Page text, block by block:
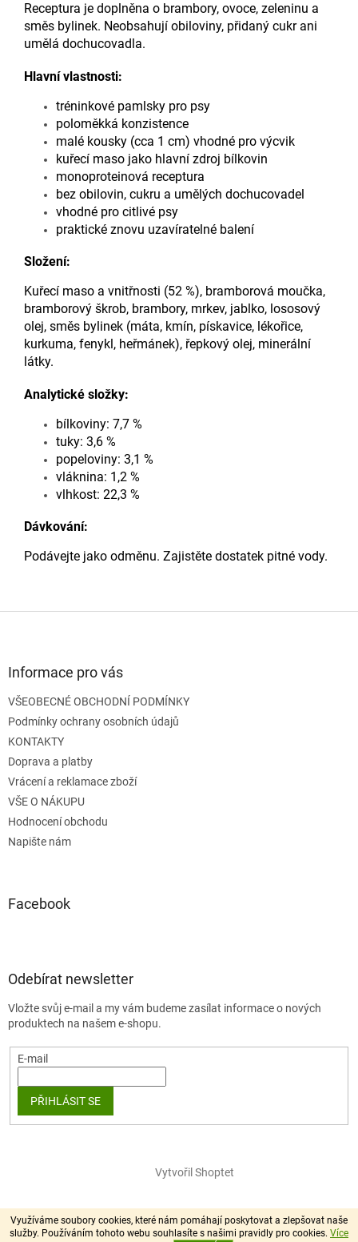
Využíváme soubory cookies, které nám pomáhají poskytovat a zlepšovat naše
služby. Používáním tohoto webu souhlasíte s našimi pravidly pro cookies. Více
Receptura je doplněna o brambory, ovoce, zeleninu a
směs bylinek. Neobsahují obiloviny, přidaný cukr ani
umělá dochucovadla.
Hlavní vlastnosti:
tréninkové pamlsky pro psy
poloměkká konzistence
malé kousky (cca 1 cm) vhodné pro výcvik
kuřecí maso jako hlavní zdroj bílkovin
monoproteinová receptura
bez obilovin, cukru a umělých dochucovadel
vhodné pro citlivé psy
praktické znovu uzavíratelné balení
Složení:
Kuřecí maso a vnitřnosti (52 %), bramborová moučka,
bramborový škrob, brambory, mrkev, jablko, lososový
olej, směs bylinek (máta, kmín, pískavice, lékořice,
kurkuma, fenykl, heřmánek), řepkový olej, minerální
látky.
Analytické složky:
bílkoviny: 7,7 %
tuky: 3,6 %
popeloviny: 3,1 %
vláknina: 1,2 %
vlhkost: 22,3 %
Dávkování:
Podávejte jako odměnu. Zajistěte dostatek pitné vody.
Informace pro vás
VŠEOBECNÉ OBCHODNÍ PODMÍNKY
Podmínky ochrany osobních údajů
KONTAKTY
Doprava a platby
Vrácení a reklamace zboží
VŠE O NÁKUPU
Hodnocení obchodu
Napište nám
Facebook
Odebírat newsletter
Vložte svůj e-mail a my vám budeme zasílat informace o nových
produktech na našem e-shopu.
E-mail
PŘIHLÁSIT SE
Vytvořil Shoptet
Copyright 2026chlupík.cz. Všechna práva vyhrazena.